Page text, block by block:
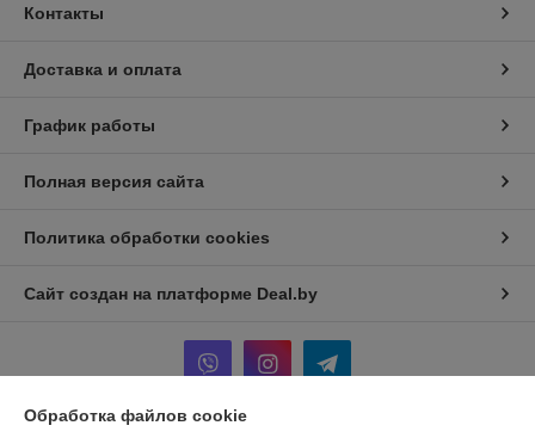
Контакты
Доставка и оплата
График работы
Полная версия сайта
Политика обработки cookies
Сайт создан на платформе Deal.by
Обработка файлов cookie